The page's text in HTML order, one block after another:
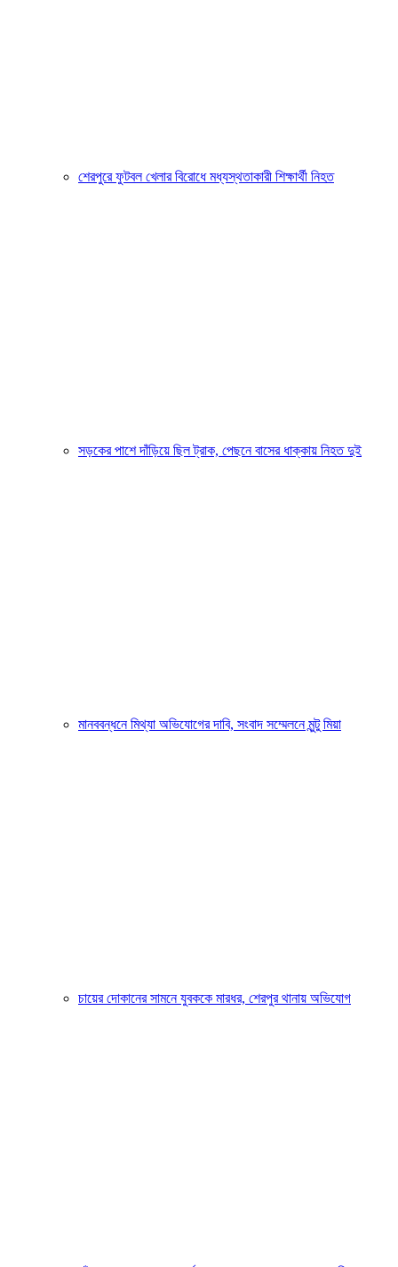
শেরপুরে ফুটবল খেলার বিরোধে মধ্যস্থতাকারী শিক্ষার্থী নিহত
সড়কের পাশে দাঁড়িয়ে ছিল ট্রাক, পেছনে বাসের ধাক্কায় নিহত দুই
মানববন্ধনে মিথ্যা অভিযোগের দাবি, সংবাদ সম্মেলনে মুন্টু মিয়া
চায়ের দোকানের সামনে যুবককে মারধর, শেরপুর থানায় অভিযোগ